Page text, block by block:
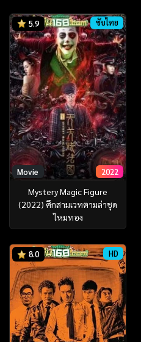
5.9 ซับไทย
Movie 2022
Mystery Magic Figure
(2022) ศึกสามเวทตามล่าชุด
ไหมทอง
8.0 HD